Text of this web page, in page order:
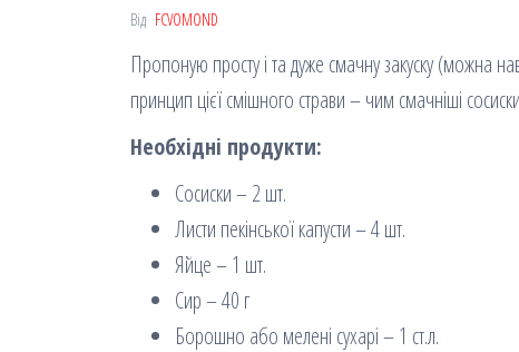
Від FCVOMOND
Пропоную просту і та дуже смачну закуску (можна
принцип цієї смішного страви – чим смачніші
Необхідні продукти:
Сосиски – 2 шт.
Листи пекінської капусти – 4 шт.
Яйце – 1 шт.
Сир – 40 г
Борошно або мелені сухарі – 1 ст.л.